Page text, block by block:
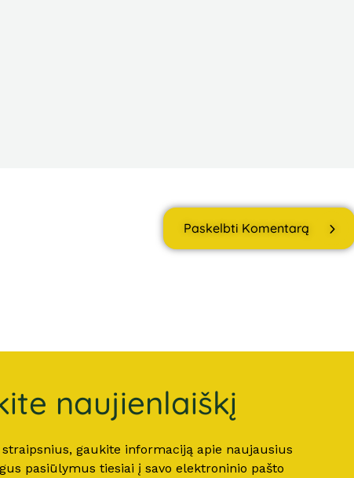
Paskelbti Komentarą
naujienlaiškį
gaukite informaciją apie naujausius
pasiūlymus tiesiai į savo elektroninio pašto